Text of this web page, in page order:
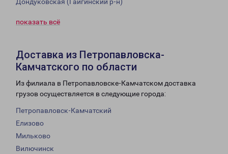
Дондуковская (Гаигинский р-н)
показать всё
Доставка из Петропавловска-
Камчатского по области
Из филиала в Петропавловске-Камчатском доставка
грузов осуществляется в следующие города:
Петропавловск-Камчатский
Елизово
Мильково
Вилючинск